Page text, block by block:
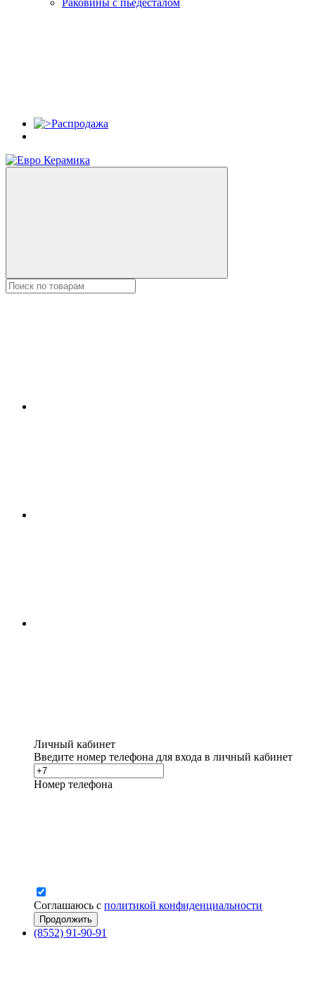
Раковины с пьедесталом
Распродажа
Личный кабинет
Введите номер телефона для входа в личный кабинет
Номер телефона
Соглашаюсь с политикой конфиденциальности
(8552) 91-90-91